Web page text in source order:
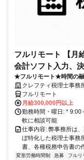
フルリモート 【月
会計ソフト入力、
決算説明も
★フルリモート★時間の融
クレフティ税理士事務
フルリモート
月給300,000円以上
勤務時間・曜日: *
軟に相談可能
仕事内容: 弊事務所は
ぼ特化した税理士事務
書、各種税務申告書の
変形労働時間制 急募 フルリ